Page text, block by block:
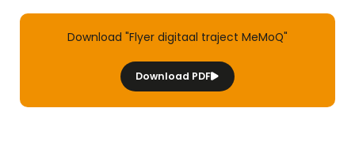
Download "Flyer digitaal traject MeMoQ"
Download PDF